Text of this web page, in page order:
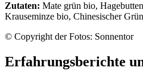
Zutaten: Mate grün bio,
Krauseminze bio, Chinesischer
© Copyright der Fotos: Sonnentor
Erfahrungsberichte